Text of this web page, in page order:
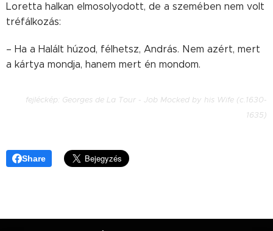
Loretta halkan elmosolyodott, de a szemében nem volt
tréfálkozás:
– Ha a Halált húzod, félhetsz, András. Nem azért, mert
a kártya mondja, hanem mert én mondom.
fejléckép: Georges de La Tour - Job Mocked by his Wife (c.1630-
1635)
Share